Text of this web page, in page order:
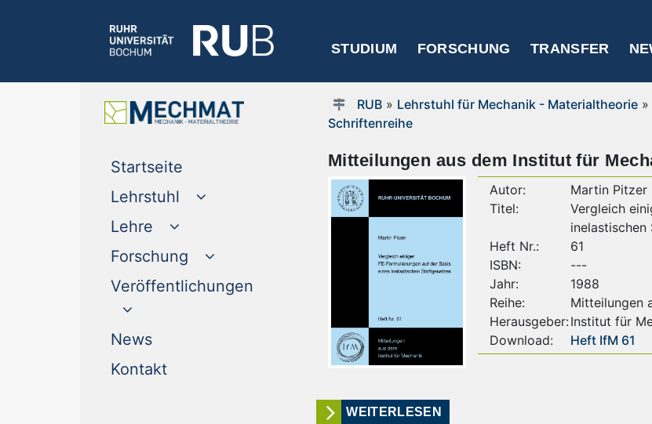
STUDIUM FORSCHUNG TRANSFER
Startseite
Lehrstuhl
Lehre
Forschung
Veröffentlichungen
News(current)
Kontakt(current)
RUB» Lehrstuhl für Mechanik - Materialtheorie»
Schriftenreihe
Mitteilungen aus dem Institut für
Autor:
Martin Pitzer
Titel:
Vergleich
Heft Nr.:
61
ISBN:
---
Jahr:
1988
Reihe:
Mitteilungen
Herausgeber:Institut für
Download:
Heft IfM 61
WEITERLESEN